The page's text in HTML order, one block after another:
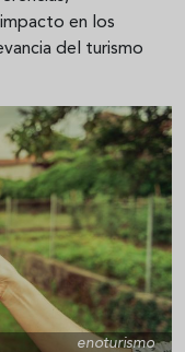
en los
del turismo
enoturismo